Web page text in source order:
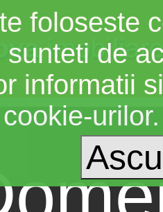
foloseste
sunteti de
informatii
cookie-